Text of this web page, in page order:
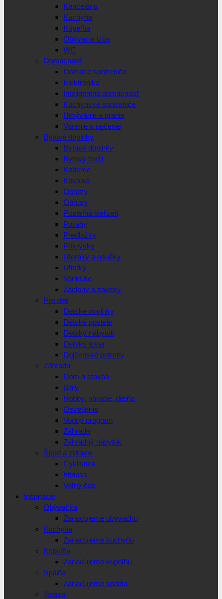
Kancelária
Kuchyňa
Kúpeľňa
Obývacia izba
WC
Domácnosť
Domáce spotrebiče
Elektronika
Inteligentná domácnosť
Kuchynské spotrebiče
Umývanie a pranie
Varenie a pečenie
Bytové doplnky
Bytové doplnky
Bytový textil
Koberce
Kovania
Obrazy
Obrusy
Posteľná bielizeň
Poťahy
Predložky
Prikrývky
Uteráky a osušky
Utierky
Vankúše
Záclony a závesy
Pre deti
Detské doplnky
Detské postele
Detský nábytok
Detský tovar
Dojčenské potreby
Záhrada
Dom a stavba
Grily
Hobby, náradie, dielňa
Osvetlenie
Vodný program
Záhrada
Záhradný nábytok
Šport a zdravie
Cyklistika
Fitness
Voľný čas
Inšpirácie
Obývačka
Zariaďujeme obývačku
Kuchyňa
Zariaďujeme kuchyňu
Kúpeľňa
Zariaďujeme kúpeľňu
Spálňa
Zariaďujeme spálňu
Terasa